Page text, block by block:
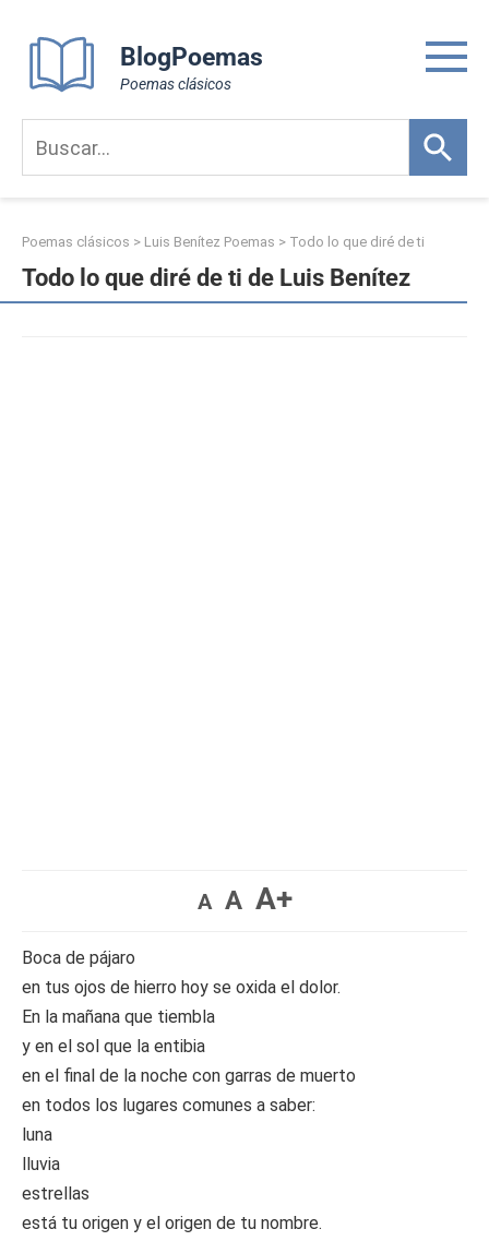
content
BlogPoemas
Poemas clásicos
Poemas clásicos > Luis Benítez Poemas > Todo lo que diré de ti
Todo lo que diré de ti de Luis Benítez
A A A+
Boca de pájaro
en tus ojos de hierro hoy se oxida el dolor.
En la mañana que tiembla
y en el sol que la entibia
en el final de la noche con garras de muerto
en todos los lugares comunes a saber:
luna
lluvia
estrellas
está tu origen y el origen de tu nombre.